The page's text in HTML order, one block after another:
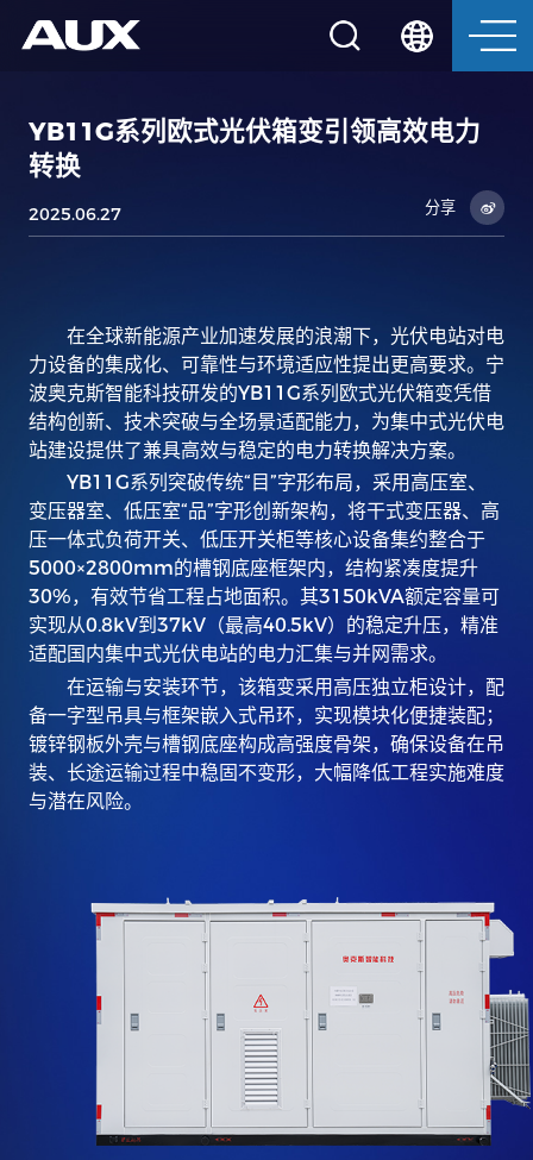
YB11G系列欧式光伏箱变引领高效电力
转换
2025.06.27 分享
在全球新能源产业加速发展的浪潮下，光伏电站对电
力设备的集成化、可靠性与环境适应性提出更高要求。宁
波奥克斯智能科技研发的YB11G系列欧式光伏箱变凭借
结构创新、技术突破与全场景适配能力，为集中式光伏电
站建设提供了兼具高效与稳定的电力转换解决方案。
YB11G系列突破传统“ 目”字形布局，采用高压室、
变压器室、低压室“品”字形创新架构，将干式变压器、高
压一体式负荷开关、低压开关柜等核心设备集约整合于
5000×2800mm的槽钢底座框架内，结构紧凑度提升
30%，有效节省工程占地面积。其3150kVA额定容量可
实现从0.8kV到 37kV（最高40.5kV）的稳定升压，精准
适配国内集中式光伏电站的电力汇集与并网需求。
在运输与安装环节，该箱变采用高压独立柜设计，配
备一字型吊具与框架嵌入式吊环，实现模块化便捷装配；
镀锌钢板外壳与槽钢底座构成高强度骨架，确保设备在吊
装、长途运输过程中稳固不变形，大幅降低工程实施难度
与潜在风险。